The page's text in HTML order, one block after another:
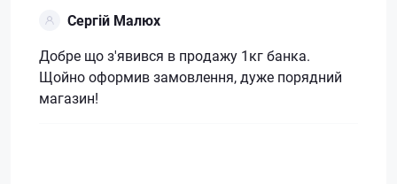
Сергій Малюх
Добре що з'явився в продажу 1кг банка.
Щойно оформив замовлення, дуже порядний
магазин!